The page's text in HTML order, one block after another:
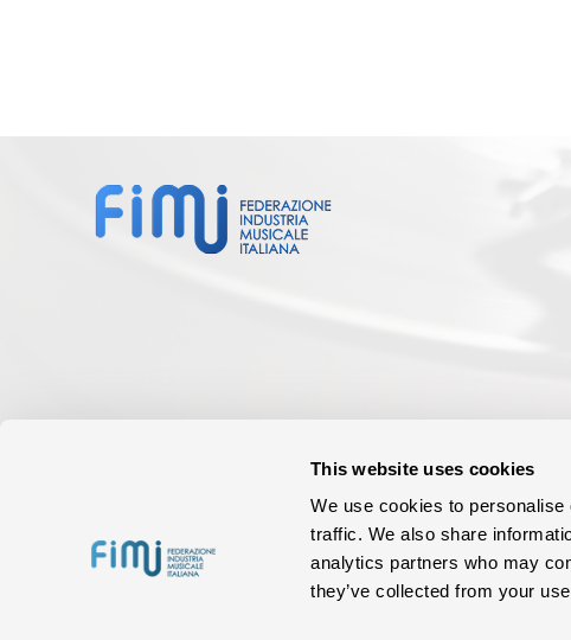
This website uses cookies
We use cookies to
traffic. We also share
analytics partners who may
they’ve collected from your